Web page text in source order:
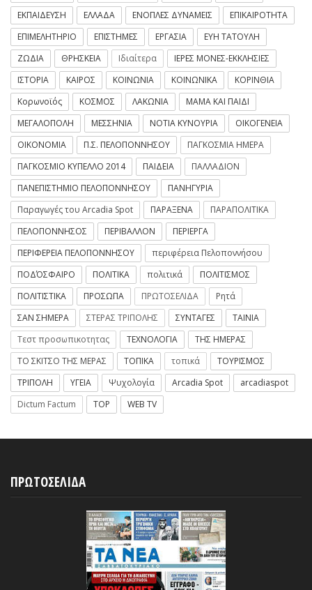
ΕΚΠΑΙΔΕΥΣΗ
ΕΛΛΑΔΑ ΕΝΟΠΛΕΣ ΔΥΝΑΜΕΙΣ
ΕΠΙΚΑΙΡΟΤΗΤΑ
ΕΠΙΜΕΛΗΤΗΡΙΟ
ΕΠΙΣΤΗΜΕΣ ΕΡΓΑΣΙΑ
ΕΥΗ ΤΑΤΟΥΛΗ
ΖΩΔΙΑ
ΘΡΗΣΚΕΙΑ Ιδιαίτερα
ΙΕΡΕΣ ΜΟΝΕΣ-ΕΚΚΛΗΣΙΕΣ
ΙΣΤΟΡΙΑ
ΚΑΙΡΟΣ ΚΟΙΝΩΝΙΑ ΚΟΙΝΩΝΙΚΑ
ΚΟΡΙΝΘΙΑ
Κορωνοϊός
ΚΟΣΜΟΣ ΛΑΚΩΝΙΑ
ΜΑΜΑ ΚΑΙ ΠΑΙΔΙ
ΜΕΓΑΛΟΠΟΛΗ
ΜΕΣΣΗΝΙΑ ΝΟΤΙΑ ΚΥΝΟΥΡΙΑ
ΟΙΚΟΓΕΝΕΙΑ
ΟΙΚΟΝΟΜΙΑ
Π.Σ. ΠΕΛΟΠΟΝΝΗΣΟΥ
ΠΑΓΚΟΣΜΙΑ ΗΜΕΡΑ
ΠΑΓΚΟΣΜΙΟ ΚΥΠΕΛΛΟ 2014
ΠΑΙΔΕΙΑ
ΠΑΛΛΑΔΙΟΝ
ΠΑΝΕΠΙΣΤΗΜΙΟ ΠΕΛΟΠΟΝΝΗΣΟΥ
ΠΑΝΗΓΥΡΙΑ
Παραγωγές του Arcadia Spot
ΠΑΡΑΞΕΝΑ
ΠΑΡΑΠΟΛΙΤΙΚΑ
ΠΕΛΟΠΟΝΝΗΣΟΣ
ΠΕΡΙΒΑΛΛΟΝ
ΠΕΡΙΕΡΓΑ
ΠΕΡΙΦΕΡΕΙΑ ΠΕΛΟΠΟΝΝΗΣΟΥ
περιφέρεια Πελοποννήσου
ΠΟΔΌΣΦΑΙΡΟ
ΠΟΛΙΤΙΚΑ πολιτικά
ΠΟΛΙΤΙΣΜΟΣ
ΠΟΛΙΤΙΣΤΙΚΑ
ΠΡΟΣΩΠΑ ΠΡΩΤΟΣΕΛΙΔΑ
Ρητά
ΣΑΝ ΣΗΜΕΡΑ
ΣΤΕΡΑΣ ΤΡΙΠΟΛΗΣ ΣΥΝΤΑΓΕΣ
ΤΑΙΝΙΑ
Τεστ προσωπικοτητας
ΤΕΧΝΟΛΟΓΙΑ
ΤΗΣ ΗΜΕΡΑΣ
ΤΟ ΣΚΙΤΣΟ ΤΗΣ ΜΕΡΑΣ
ΤΟΠΙΚΑ τοπικά
ΤΟΥΡΙΣΜΟΣ
ΤΡΙΠΟΛΗ
ΥΓΕΙΑ Ψυχολογία Arcadia Spot
arcadiaspot
Dictum Factum
TOP WEB TV
ΠΡΩΤΟΣΕΛΙΔΑ